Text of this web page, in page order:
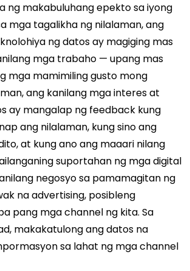
ng makabuluhang epekto sa iyong
mga tagalikha ng nilalaman, ang
ng datos ay magiging mas
mga trabaho — upang mas
mga mamimiling gusto mong
ang kanilang mga interes at
ay mangalap ng feedback kung
ang nilalaman, kung sino ang
at kung ano ang maaari nilang
suportahan ng mga digital
negosyo sa pamamagitan ng
na advertising, posibleng
pang mga channel ng kita. Sa
makakatulong ang datos na
sa lahat ng mga channel